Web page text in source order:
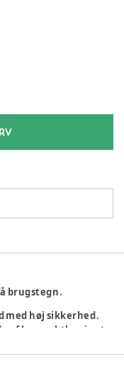
brugstegn.
med høj sikkerhed.
af kompaktlaminat.